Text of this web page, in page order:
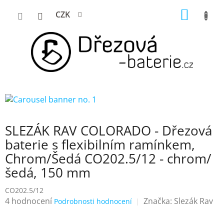
CZK
SLEZÁK RAV COLORADO - Dřezová
baterie s flexibilním ramínkem,
Chrom/Šedá CO202.5/12 - chrom/
šedá, 150 mm
CO202.5/12
Průměrné
4 hodnocení Podrobnosti hodnocení Značka: Slezák Rav